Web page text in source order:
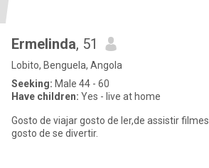
Ermelinda, 51
Lobito, Benguela, Angola
Seeking: Male 44 - 60
Have children: Yes - live at home
Gosto de viajar gosto de ler,de assistir filmes. de praia. passear.
gosto de se divertir.